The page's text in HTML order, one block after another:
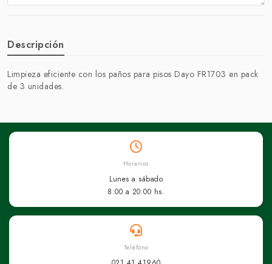
Descripción
Limpieza eficiente con los paños para pisos Dayo FR1703 en pack
de 3 unidades.
Horarios
Lunes a sábado
8:00 a 20:00 hs.
Teléfono